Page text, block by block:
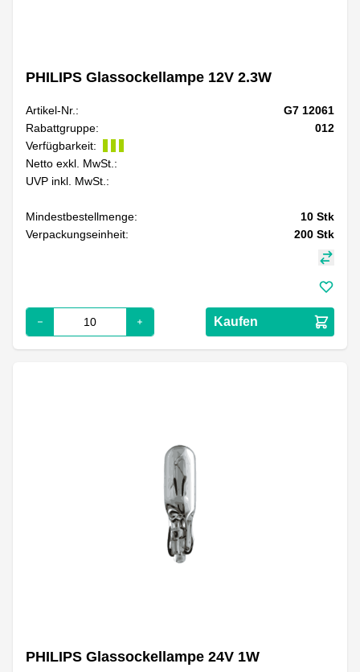
PHILIPS Glassockellampe 12V 2.3W
Artikel-Nr.:
G7 12061
Rabattgruppe:
012
Verfügbarkeit:
Netto exkl. MwSt.:
UVP inkl. MwSt.:
Mindestbestellmenge: 10 Stk
Verpackungseinheit:
200 Stk
Kaufen
PHILIPS Glassockellampe 24V 1W